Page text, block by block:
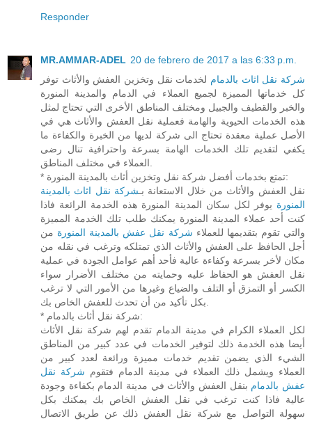
Responder
MR.AMMAR-ADEL 20 de febrero de 2017 a las 6:33 p.m.
شركة نقل اثاث بالدمام لخدمات نقل وتخزين العفش والأثاث توفر
كل خدماتها المميزة لجميع العملاء في الدمام والمدينة المنورة
والخبر والقطيف والجبيل ومختلف المناطق الأخرى التي تحتاج لمثل
هذه الخدمات الحيوية والهامة فعملية نقل العفش والأثاث هي في
الأصل عملية معقدة تحتاج الى شركة لديها من الخبرة والكفاءة ما
يكفي لتقديم تلك الخدمات الهامة بسرعة واحترافية تنال رضى
* تمتع بخدمات أفضل شركة نقل وتخزين أثاث بالمدينة المنورة:
نقل العفش والأثاث من خلال الاستعانة بـشركة نقل اثاث بالمدينة
المنورة يوفر لكل سكان المدينة المنورة هذه الخدمة الرائعة فاذا
كنت أحد عملاء المدينة المنورة يمكنك طلب تلك الخدمة المميزة
والتي تقوم بتقديمها للعملاء شركة نقل عفش بالمدينة المنورة من
أجل الحافظ على العفش والأثاث الذي تمتلكه وترغب في نقله من
مكان لأخر بسرعة وكفاءة عالية فأحد أهم عوامل الجودة في عملية
نقل العفش هو الحفاظ عليه وحمايته من مختلف الأضرار سواء
الكسر أو التمزق أو التلف والضياع وغيرها من الأمور التي لا ترغب
* شركة نقل أثاث بالدمام:
لكل العملاء الكرام في مدينة الدمام تقدم لهم شركة نقل الأثاث
أيضا هذه الخدمة ذلك لتوفير الخدمات في عدد كبير من المناطق
الشيء الذي يضمن تقديم خدمات مميزة ورائعة لعدد كبير من
العملاء ويشمل ذلك العملاء في مدينة الدمام فتقوم شركة نقل
عفش بالدمام بنقل العفش والأثاث في مدينة الدمام بكفاءة وجودة
عالية فاذا كنت ترغب في نقل العفش الخاص بك يمكنك بكل
سهولة التواصل مع شركة نقل العفش ذلك عن طريق الاتصال